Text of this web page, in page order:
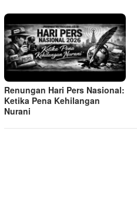
Renungan Hari Pers Nasional:
Ketika Pena Kehilangan
Nurani